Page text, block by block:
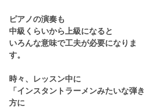
ピアノの演奏も
中級くらいから上級になると
いろんな意味で工夫が必要になりま
す。
時々、レッスン中に
「インスタントラーメンみたいな弾き
方に